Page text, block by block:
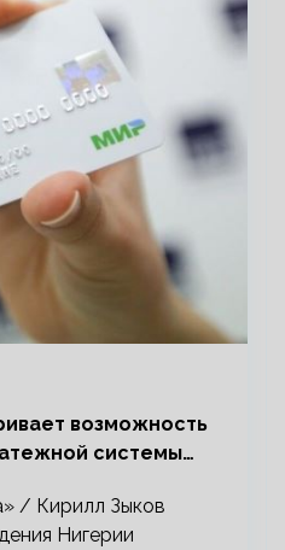
возможность
системы
/ Кирилл Зыков
Нигерии